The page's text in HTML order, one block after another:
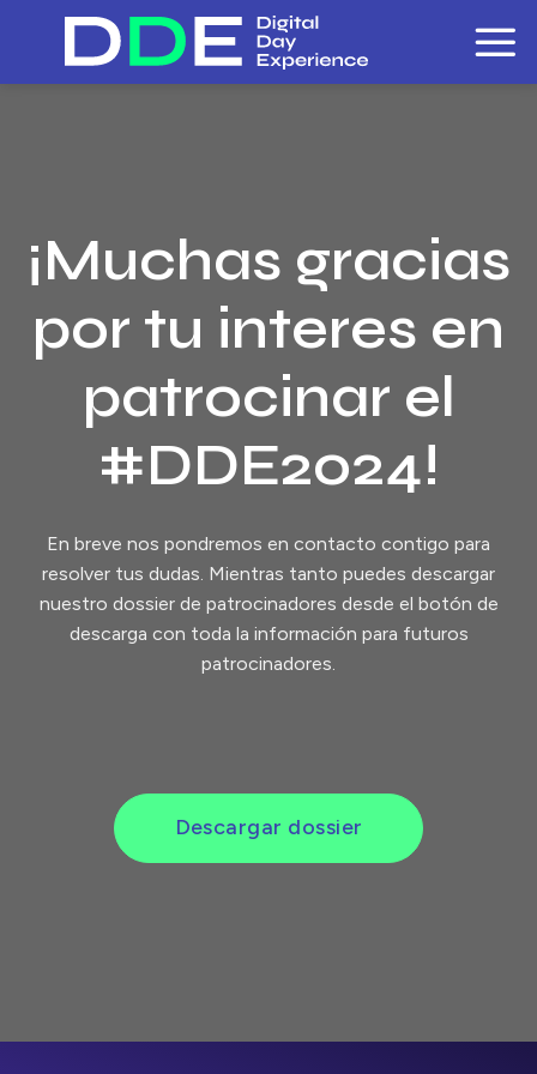
content
¡Muchas gracias
por tu interes en
patrocinar el
#DDE2024!
En breve nos pondremos en contacto contigo para
resolver tus dudas. Mientras tanto puedes descargar
nuestro dossier de patrocinadores desde el botón de
descarga con toda la información para futuros
patrocinadores.
Descargar dossier